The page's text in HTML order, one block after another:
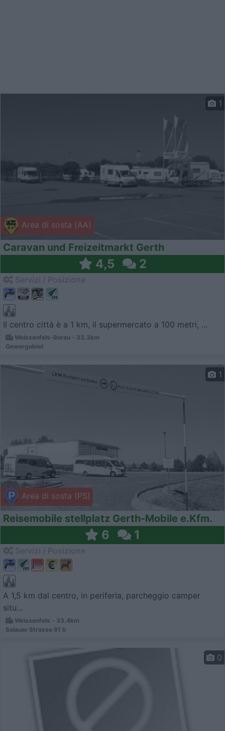
Area di sosta (AA)
1
Caravan und Freizeitmarkt Gerth
4,5 2
Il centro città è a 1 km, il supermercato a 100 metri, ...
Weissenfels-Borau - 33.3km
Gewergebiet
Area di sosta (PS)
1
Reisemobile stellplatz Gerth-Mobile e.Kfm.
6 1
A 1,5 km dal centro, in periferia, parcheggio camper
situ...
Weissenfels - 33.4km
Selauer Strasse 91 b
0